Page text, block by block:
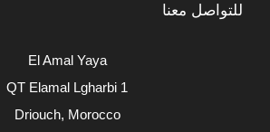
للتواصل معنا
El Amal Yaya
QT Elamal Lgharbi 1
Driouch, Morocco